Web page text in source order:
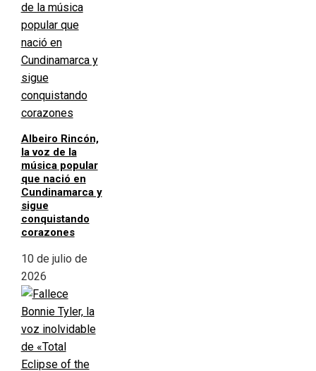
Albeiro Rincón,
la voz de la
música popular
que nació en
Cundinamarca y
sigue
conquistando
corazones
10 de julio de
2026